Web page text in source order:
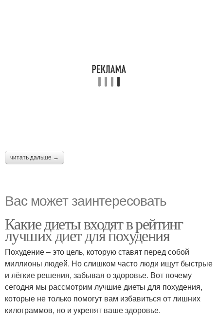
читать дальше →
Вас может заинтересовать
Какие диеты входят в рейтинг
лучших диет для похудения
Похудение – это цель, которую ставят перед собой
миллионы людей. Но слишком часто люди ищут быстрые
и лёгкие решения, забывая о здоровье. Вот почему
сегодня мы рассмотрим лучшие диеты для похудения,
которые не только помогут вам избавиться от лишних
килограммов, но и укрепят ваше здоровье.